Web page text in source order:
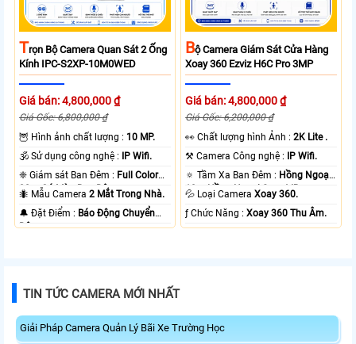
TRọn Bộ Camera Quan Sát 2 Ống
Kính IPC-S2XP-10M0WED
Giá bán: 4,800,000 ₫
Giá Gốc: 6,800,000 ₫
🦉 Hình ảnh chất lượng : 10 MP.
🕉️ Sử dụng công nghệ :
IP Wifi.
❈ Giám sát Ban Đêm : Full Color
20m Có Màu Ban Ðêm.
🐜 Mẫu Camera2 Mắt Trong Nhà.
️🔔 Đặt Điểm : Báo Động Chuyển
Động.
BỘ Camera Giám Sát Cửa Hàng
Xoay 360 Ezviz H6C Pro 3MP
Giá bán: 4,800,000 ₫
Giá Gốc: 6,200,000 ₫
️👀 Chất lượng hình Ảnh :2K Lite .
⚒ Camera Công nghệ :
IP Wifi.
🔅 Tầm Xa Ban Đêm : Hồng Ngoại
10m Hồng Ngoại Smart IR.
💦 Loại CameraXoay 360.
️ƒ Chức Năng :Xoay 360 Thu Âm.
TIN TỨC CAMERA MỚI NHẤT
Giải Pháp Camera Quản Lý Bãi Xe Trường Học